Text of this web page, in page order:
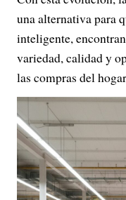
una alternativa para
inteligente,
variedad, calidad y
las compras del